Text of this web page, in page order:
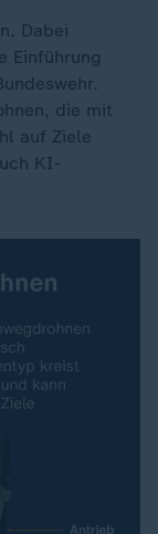
Dabei
Einführung
die mit
auf Ziele
KI-